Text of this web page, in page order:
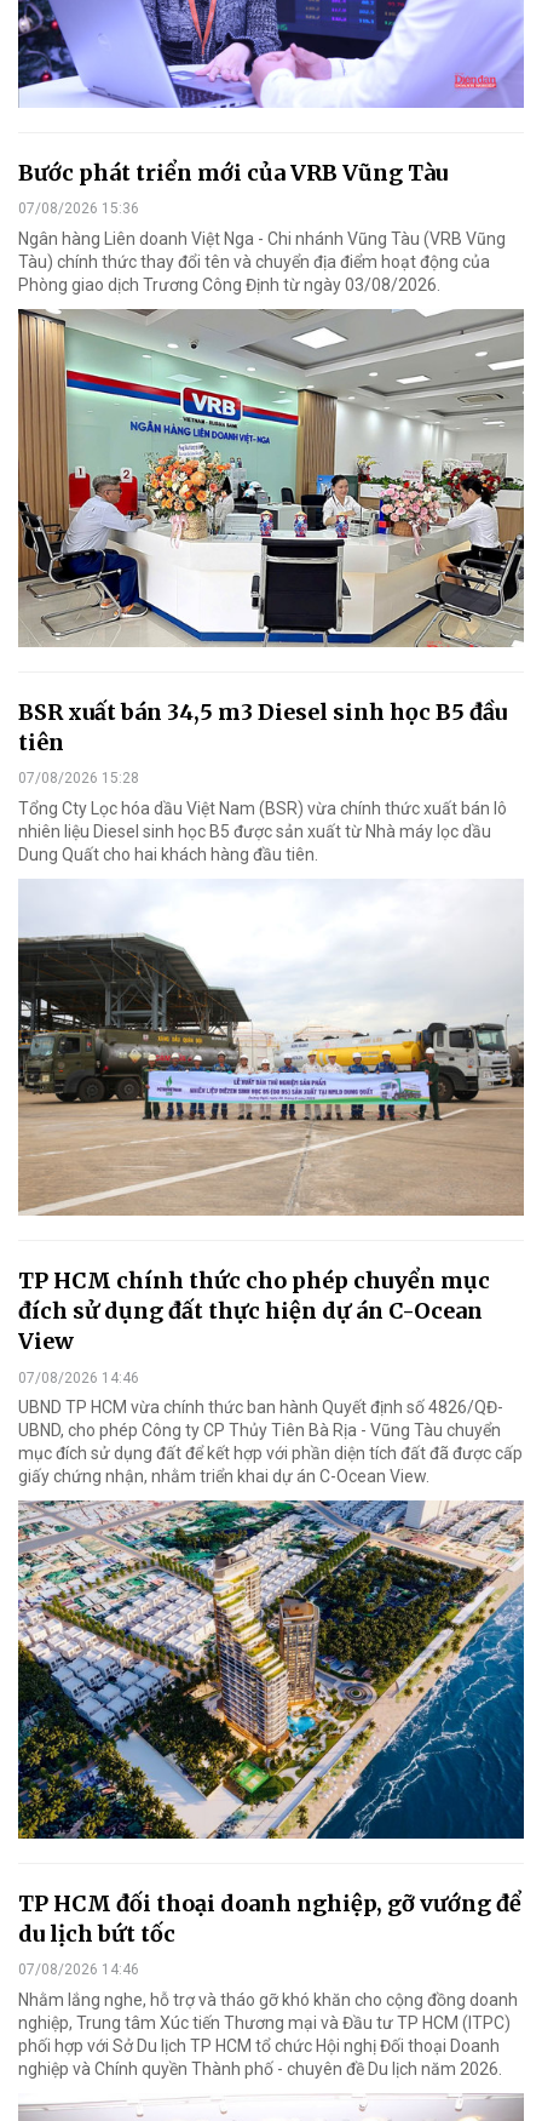
Bước phát triển mới của VRB Vũng Tàu
07/08/2026 15:36
Ngân hàng Liên doanh Việt Nga - Chi nhánh Vũng Tàu (VRB Vũng
Tàu) chính thức thay đổi tên và chuyển địa điểm hoạt động của
Phòng giao dịch Trương Công Định từ ngày 03/08/2026.
BSR xuất bán 34,5 m3 Diesel sinh học B5 đầu
tiên
07/08/2026 15:28
Tổng Cty Lọc hóa dầu Việt Nam (BSR) vừa chính thức xuất bán lô
nhiên liệu Diesel sinh học B5 được sản xuất từ Nhà máy lọc dầu
Dung Quất cho hai khách hàng đầu tiên.
TP HCM chính thức cho phép chuyển mục
đích sử dụng đất thực hiện dự án C-Ocean
View
07/08/2026 14:46
UBND TP HCM vừa chính thức ban hành Quyết định số 4826/QĐ-
UBND, cho phép Công ty CP Thủy Tiên Bà Rịa - Vũng Tàu chuyển
mục đích sử dụng đất để kết hợp với phần diện tích đất đã được cấp
giấy chứng nhận, nhằm triển khai dự án C-Ocean View.
TP HCM đối thoại doanh nghiệp, gỡ vướng để
du lịch bứt tốc
07/08/2026 14:46
Nhằm lắng nghe, hỗ trợ và tháo gỡ khó khăn cho cộng đồng doanh
nghiệp, Trung tâm Xúc tiến Thương mại và Đầu tư TP HCM (ITPC)
phối hợp với Sở Du lịch TP HCM tổ chức Hội nghị Đối thoại Doanh
nghiệp và Chính quyền Thành phố - chuyên đề Du lịch năm 2026.